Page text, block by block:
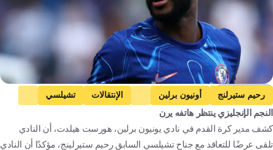
Getty Images
رحيم ستيرلنج أونيون برلين الإنتقالات
تشيلسي
الدوري الألماني
كرة قدم
النجم الإنجليزي ينتظر هاتفه يرن
كشف مدير كرة القدم في نادي يونيون برلين، هورست هيلدت، أن النادي
تلقى عرضًا للتعاقد مع جناح تشيلسي السابق رحيم ستيرلينج، مؤكدًا أن النادي